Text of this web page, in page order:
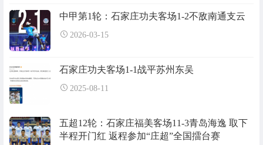
中甲第1轮：石家庄功夫客场1-2不敌南通支云
2026-03-15
石家庄功夫客场1-1战平苏州东吴
2025-08-11
五超12轮：石家庄福美客场11-3青岛海逸 取下
半程开门红 返程参加“庄超”全国擂台赛